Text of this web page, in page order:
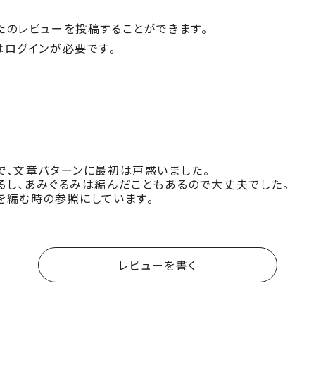
レビューを投稿することができます。
ログインが必要です。
文章パターンに最初は戸惑いました。
、あみぐるみは編んだこともあるので大丈夫でした。
む時の参照にしています。
レビューを書く